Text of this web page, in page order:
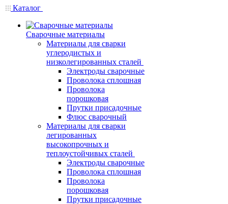
Каталог
Сварочные материалы
Материалы для сварки
углеродистых и
низколегированных сталей
Электроды сварочные
Проволока сплошная
Проволока
порошковая
Прутки присадочные
Флюс сварочный
Материалы для сварки
легированных
высокопрочных и
теплоустойчивых сталей
Электроды сварочные
Проволока сплошная
Проволока
порошковая
Прутки присадочные